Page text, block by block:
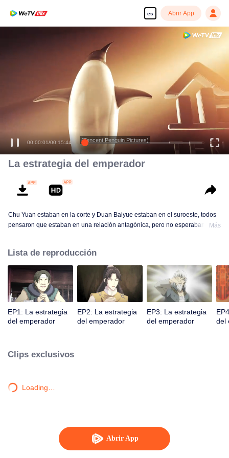
es Abrir App
Abrir App
00:00:01/00:15:44 (Tencent Penguin Pictures)
La estrategia del emperador
Chu Yuan estaban en la corte y Duan Baiyue estaban en el suroeste, todos
pensaron que estaban en una relación antagónica, pero no esperaban que
Más
Lista de reproducción
EP1: La estrategia
del emperador
EP2: La estrategia
del emperador
EP3: La estrategia
del emperador
del
Clips exclusivos
Loading…